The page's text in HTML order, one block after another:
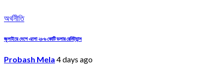
অর্থনীতি
জুলাইয়ে দেশে এলো ২৮৬ কোটি ডলার রেমিট্যান্স
Probash Mela 4 days ago